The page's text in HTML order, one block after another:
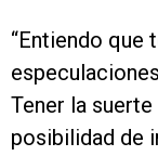
“Entiendo que
Tener la
posibilidad de